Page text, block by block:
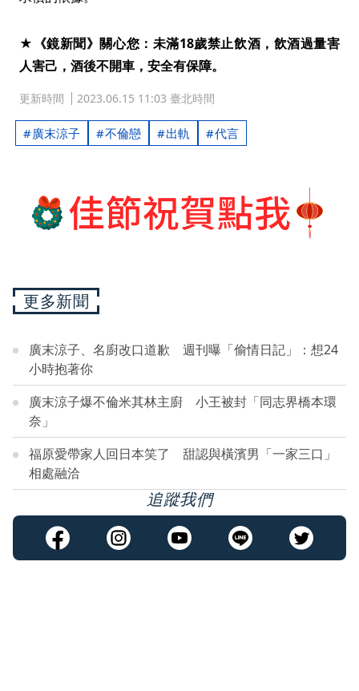
★《鏡新聞》關心您：未滿18歲禁止飲酒，飲酒過量害
人害己，酒後不開車，安全有保障。
更新時間 2023.06.15 11:03 臺北時間
廣末涼子 不倫戀 出軌 代言
更多新聞
廣末涼子、名廚改口道歉 週刊曝「偷情日記」：想24
小時抱著你
廣末涼子爆不倫米其林主廚 小王被封「同志界橋本環
奈」
福原愛帶家人回日本笑了 甜認與橫濱男「一家三口」
相處融洽
追蹤我們